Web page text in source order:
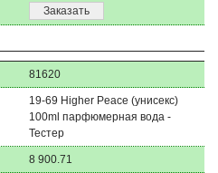
Заказать
81620
19-69 Higher Peace (унисекс)
100ml парфюмерная вода -
Тестер
8 900.71